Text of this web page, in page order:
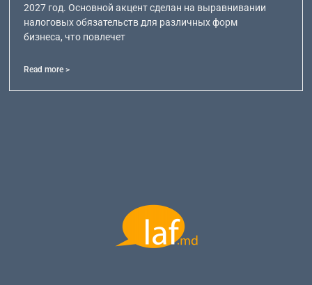
2027 год. Основной акцент сделан на выравнивании
налоговых обязательств для различных форм
бизнеса, что повлечет
Read more >